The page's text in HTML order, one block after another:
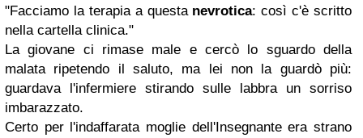
"Facciamo la terapia a questanevrotica: così c'è scritto
nella cartella clinica."
La giovane ci rimase male e cercò lo sguardo della
malata ripetendo il saluto, ma lei non la guardò più:
guardava l'infermiere stirando sulle labbra un sorriso
imbarazzato.
Certo per l'indaffarata moglie dell'Insegnante era strano